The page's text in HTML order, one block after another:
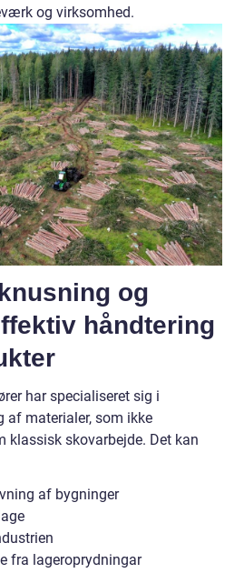
og virksomhed.
og
håndtering
har specialiseret sig i
af materialer, som ikke
klassisk skovarbejde. Det kan
af bygninger
fra lageroprydningar